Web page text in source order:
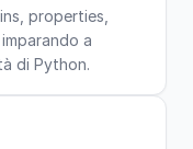
properties,
a
di Python.